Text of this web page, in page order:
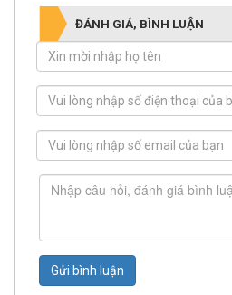
ĐÁNH GIÁ, BÌNH LUẬN
Gửi bình luận